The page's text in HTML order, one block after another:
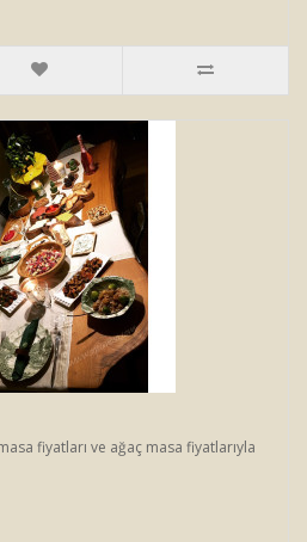
fiyatları ve ağaç masa fiyatlarıyla